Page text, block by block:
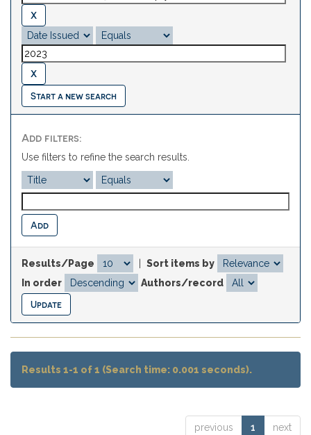
Start a new search
Add filters:
Use filters to refine the search results.
Results/Page
Sort items by
In order
Authors/record
Results 1-1 of 1 (Search time: 0.001 seconds).
previous 1 next